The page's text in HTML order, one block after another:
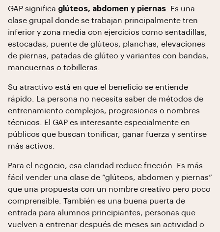
GAP significa glúteos, abdomen y piernas . Es una
clase grupal donde se trabajan principalmente tren
inferior y zona media con ejercicios como sentadillas,
estocadas, puente de glúteos, planchas, elevaciones
de piernas, patadas de glúteo y variantes con bandas,
mancuernas o tobilleras.
Su atractivo está en que el beneficio se entiende
rápido. La persona no necesita saber de métodos de
entrenamiento complejos, progresiones o nombres
técnicos. El GAP es interesante especialmente en
públicos que buscan tonificar, ganar fuerza y sentirse
más activos.
Para el negocio, esa claridad reduce fricción. Es más
fácil vender una clase de “glúteos, abdomen y piernas”
que una propuesta con un nombre creativo pero poco
comprensible. También es una buena puerta de
entrada para alumnos principiantes, personas que
vuelven a entrenar después de meses sin actividad o